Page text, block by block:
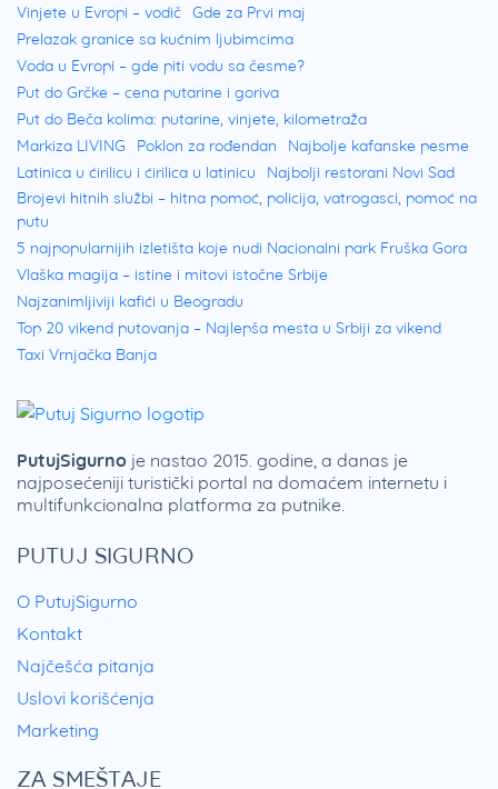
Vinjete u Evropi – vodič Gde za Prvi maj
Prelazak granice sa kućnim ljubimcima
Voda u Evropi – gde piti vodu sa česme?
Put do Grčke – cena putarine i goriva
Put do Beča kolima: putarine, vinjete, kilometraža
Markiza LIVING
Poklon za rođendan
Najbolje kafanske pesme
Latinica u ćirilicu i ćirilica u latinicu
Najbolji restorani Novi Sad
Brojevi hitnih službi – hitna pomoć, policija, vatrogasci, pomoć na
putu
5 najpopularnijih izletišta koje nudi Nacionalni park Fruška Gora
Vlaška magija – istine i mitovi istočne Srbije
Najzanimljiviji kafići u Beogradu
Top 20 vikend putovanja – Najlepša mesta u Srbiji za vikend
Taxi Vrnjačka Banja
PUTUJ SIGURNO
O PutujSigurno
Kontakt
Najčešća pitanja
Uslovi korišćenja
Marketing
ZA SMEŠTAJE
PutujSigurno je nastao 2015. godine, a danas je
najposećeniji turistički portal na domaćem internetu i
multifunkcionalna platforma za putnike.